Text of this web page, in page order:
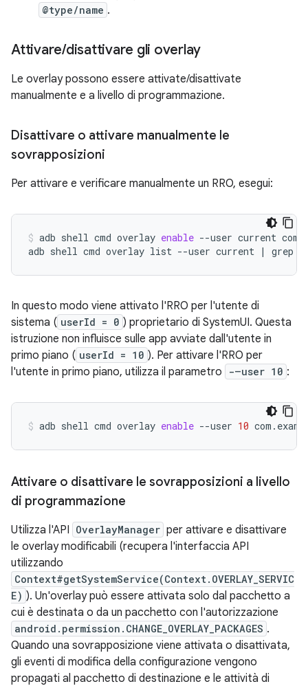
@type/name .
Attivare/disattivare gli overlay
Le overlay possono essere attivate/disattivate
manualmente e a livello di programmazione.
Disattivare o attivare manualmente le
sovrapposizioni
Per attivare e verificare manualmente un RRO, esegui:
adb shell cmd overlay enable --user current
adb shell cmd overlay list --user current | grep
In questo modo viene attivato l'RRO per l'utente di
sistema ( userId = 0 ) proprietario di SystemUI. Questa
istruzione non influisce sulle app avviate dall'utente in
primo piano ( userId = 10 ). Per attivare l'RRO per
l'utente in primo piano, utilizza il parametro
-–user 10 :
adb shell cmd overlay enable --user 10
Attivare o disattivare le sovrapposizioni a livello
di programmazione
Utilizza l'API OverlayManager per attivare e disattivare
le overlay modificabili (recupera l'interfaccia API
utilizzando
Context#getSystemService(Context.OVERLAY_SERVIC
E) ). Un'overlay può essere attivata solo dal pacchetto a
cui è destinata o da un pacchetto con l'autorizzazione
android.permission.CHANGE_OVERLAY_PACKAGES .
Quando una sovrapposizione viene attivata o disattivata,
gli eventi di modifica della configurazione vengono
propagati al pacchetto di destinazione e le attività di